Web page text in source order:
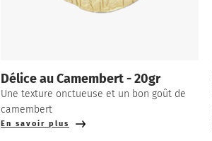
Délice au Camembert - 20gr
Une texture onctueuse et un bon goût de
camembert
En savoir plus